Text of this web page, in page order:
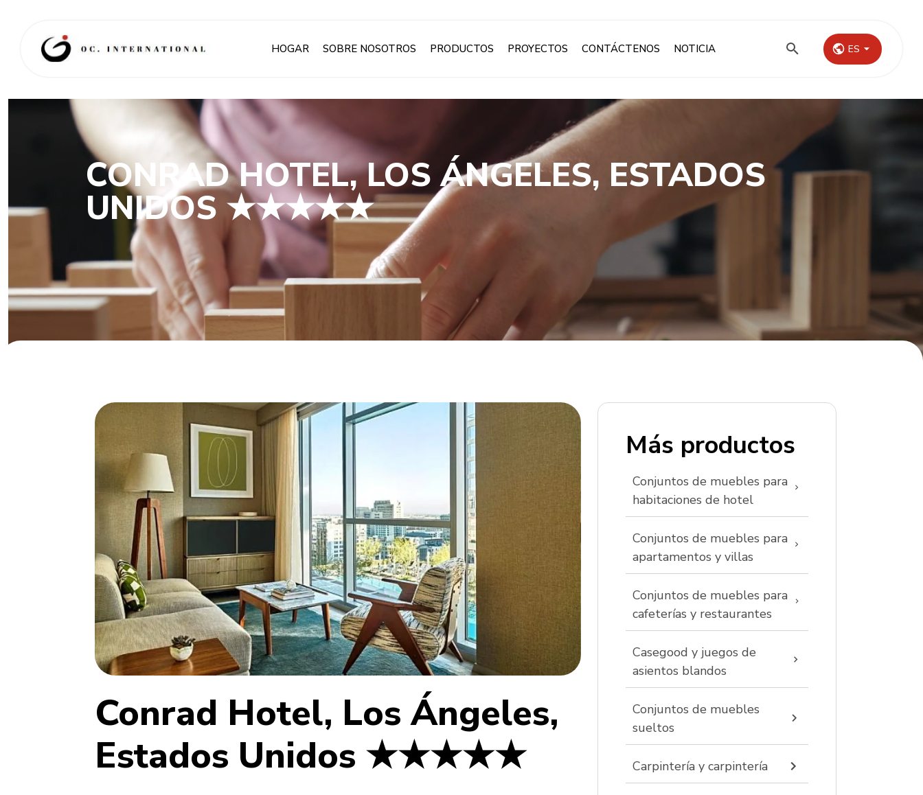
HOGAR SOBRE NOSOTROS PRODUCTOS PROYECTOS CONTÁCTENOS NOTICIA ES
CONRAD HOTEL, LOS ÁNGELES, ESTADOS
UNIDOS ★★★★★
Conrad Hotel, Los Ángeles,
Estados Unidos ★★★★★
Más productos
Conjuntos de muebles para
habitaciones de hotel
Conjuntos de muebles para
apartamentos y villas
Conjuntos de muebles para
cafeterías y restaurantes
Casegood y juegos de
asientos blandos
Conjuntos de muebles
sueltos
Carpintería y carpintería